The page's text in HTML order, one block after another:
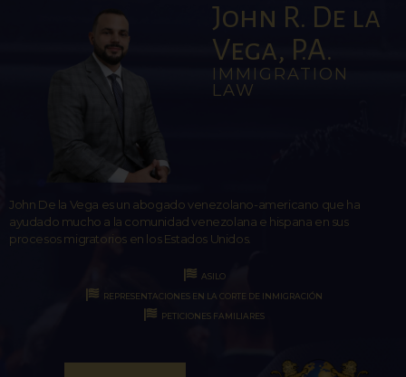
John R. De la
Vega, P.A.
IMMIGRATION
LAW
John De la Vega es un abogado venezolano-americano que ha
ayudado mucho a la comunidad venezolana e hispana en sus
procesos migratorios en los Estados Unidos.
ASILO
REPRESENTACIONES EN LA CORTE DE INMIGRACIÓN
PETICIONES FAMILIARES